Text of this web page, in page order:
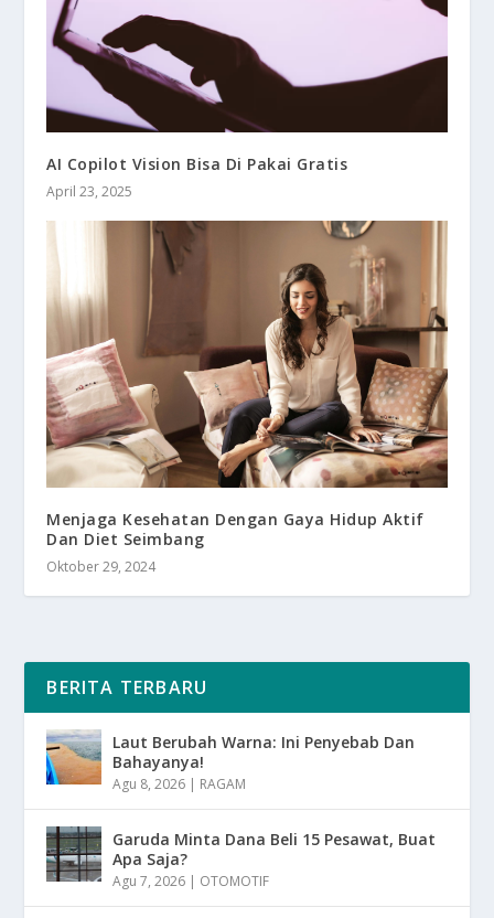
AI Copilot Vision Bisa Di Pakai Gratis
April 23, 2025
Menjaga Kesehatan Dengan Gaya Hidup Aktif
Dan Diet Seimbang
Oktober 29, 2024
BERITA TERBARU
Laut Berubah Warna: Ini Penyebab Dan
Bahayanya!
Agu 8, 2026 | RAGAM
Garuda Minta Dana Beli 15 Pesawat, Buat
Apa Saja?
Agu 7, 2026 | OTOMOTIF